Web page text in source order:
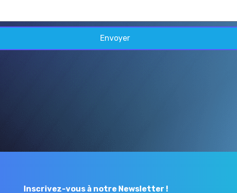
Envoyer
Inscrivez-vous à notre Newsletter !